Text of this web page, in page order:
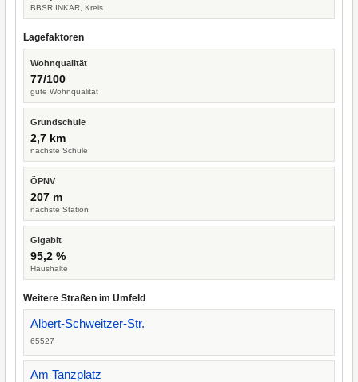
BBSR INKAR, Kreis
Lagefaktoren
Wohnqualität
77/100
gute Wohnqualität
Grundschule
2,7 km
nächste Schule
ÖPNV
207 m
nächste Station
Gigabit
95,2 %
Haushalte
Weitere Straßen im Umfeld
Albert-Schweitzer-Str.
65527
Am Tanzplatz